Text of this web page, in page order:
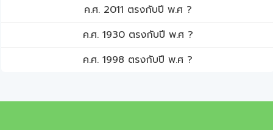
ค.ศ. 2011 ตรงกับปี พ.ศ ?
ค.ศ. 1930 ตรงกับปี พ.ศ ?
ค.ศ. 1998 ตรงกับปี พ.ศ ?